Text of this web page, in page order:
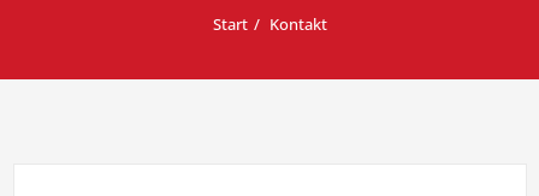
Start Kontakt